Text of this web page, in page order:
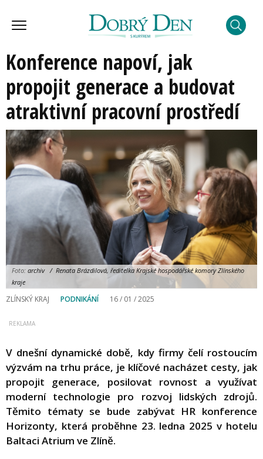
Konference napoví, jak
propojit generace a budovat
atraktivní pracovní prostředí
Foto: archiv / Renata Brázdilová, ředitelka Krajské hospodářské komory Zlínského
kraje
ZLÍNSKÝ KRAJ PODNIKÁNÍ 16 / 01 / 2025
V dnešní dynamické době, kdy firmy čelí rostoucím
výzvám na trhu práce, je klíčové nacházet cesty, jak
propojit generace, posilovat rovnost a využívat
moderní technologie pro rozvoj lidských zdrojů.
Těmito tématy se bude zabývat HR konference
Horizonty, která proběhne 23. ledna 2025 v hotelu
Baltaci Atrium ve Zlíně.